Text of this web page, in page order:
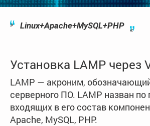
Linux+Apache+MySQL+PHP
Установка LAMP через
LAMP — акроним,
серверного ПО. LAMP назван
входящих в его состав
Apache, MySQL, PHP.